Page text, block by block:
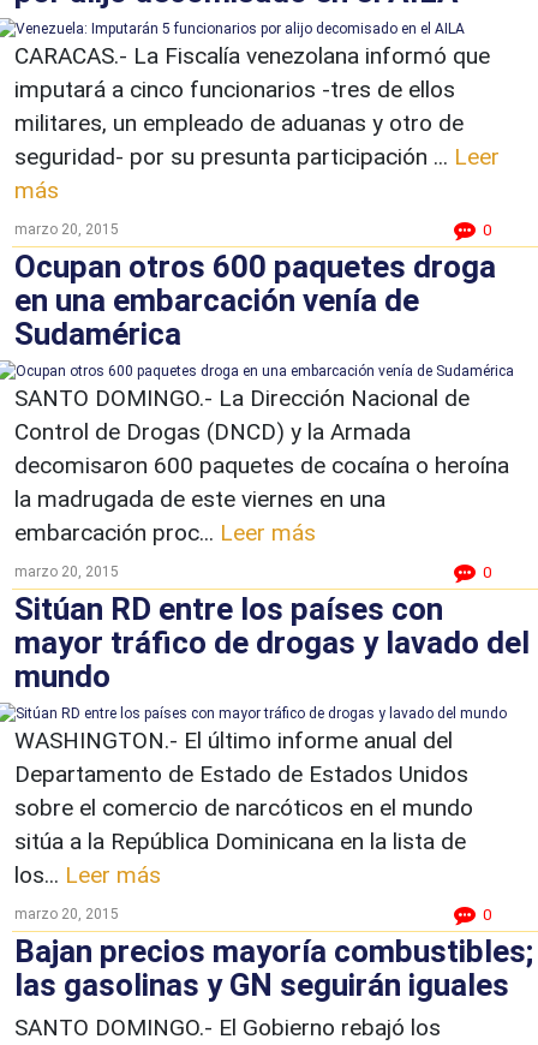
CARACAS.- La Fiscalía venezolana informó que
imputará a cinco funcionarios -tres de ellos
militares, un empleado de aduanas y otro de
seguridad- por su presunta participación ... Leer
más
marzo 20, 2015 0
Ocupan otros 600 paquetes droga
en una embarcación venía de
Sudamérica
SANTO DOMINGO.- La Dirección Nacional de
Control de Drogas (DNCD) y la Armada
decomisaron 600 paquetes de cocaína o heroína
la madrugada de este viernes en una
embarcación proc... Leer más
marzo 20, 2015 0
Sitúan RD entre los países con
mayor tráfico de drogas y lavado del
mundo
WASHINGTON.- El último informe anual del
Departamento de Estado de Estados Unidos
sobre el comercio de narcóticos en el mundo
sitúa a la República Dominicana en la lista de
los... Leer más
marzo 20, 2015 0
Bajan precios mayoría combustibles;
las gasolinas y GN seguirán iguales
SANTO DOMINGO.- El Gobierno rebajó los